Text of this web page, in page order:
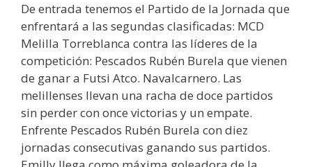
De entrada tenemos el Partido de la Jornada que
enfrentará a las segundas clasificadas: MCD
Melilla Torreblanca contra las líderes de la
competición: Pescados Rubén Burela que vienen
de ganar a Futsi Atco. Navalcarnero. Las
melillenses llevan una racha de doce partidos
sin perder con once victorias y un empate.
Enfrente Pescados Rubén Burela con diez
jornadas consecutivas ganando sus partidos.